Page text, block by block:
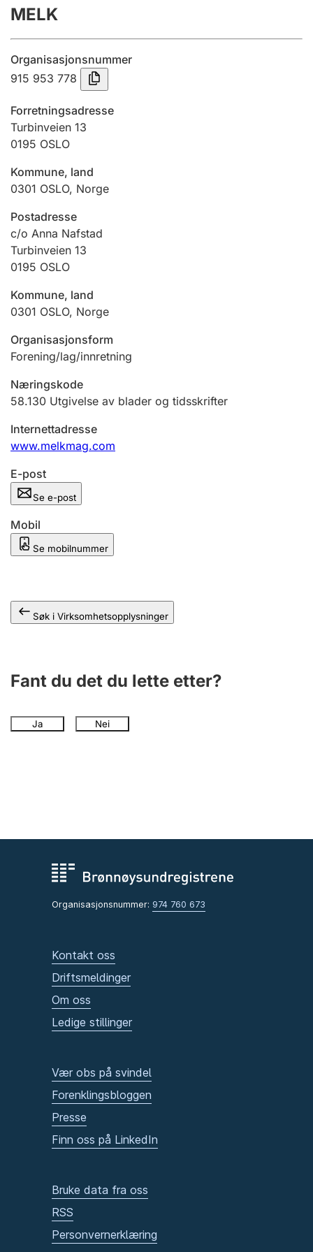
Innsending og forsinkelsesgebyr
Tinglysing
Jeger
Ektepaktveileder
Offentlig sektor
Andre tema
MELK
Organisasjonsnummer
915 953 778
Forretningsadresse
Turbinveien 13
0195 OSLO
Kommune, land
0301 OSLO, Norge
Postadresse
c/o Anna Nafstad
Turbinveien 13
0195 OSLO
Kommune, land
0301 OSLO, Norge
Organisasjonsform
Forening/lag/innretning
Næringskode
58.130 Utgivelse av blader og tidsskrifter
Internettadresse
www.melkmag.com
E-post
Se e-post
Mobil
Se mobilnummer
Søk i Virksomhetsopplysninger
Fant du det du lette etter?
Ja Nei
Organisasjonsnummer: 974 760 673
Kontakt oss
Driftsmeldinger
Om oss
Ledige stillinger
Vær obs på svindel
Forenklingsbloggen
Presse
Finn oss på LinkedIn
Bruke data fra oss
RSS
Personvernerklæring